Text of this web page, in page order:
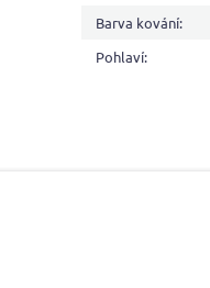
Barva kování:
Pohlaví: